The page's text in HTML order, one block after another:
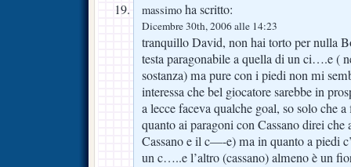
massimo ha scritto:
Dicembre 30th, 2006 alle 14:23
tranquillo David, non hai torto per nulla
testa paragonabile a quella di un ci….e (
sostanza) ma pure con i piedi non mi
interessa che bel giocatore sarebbe in
a lecce faceva qualche goal, so solo che
quanto ai paragoni con Cassano direi
Cassano e il c—-e) ma in quanto a piedi
un c…..e l’altro (cassano) almeno è un